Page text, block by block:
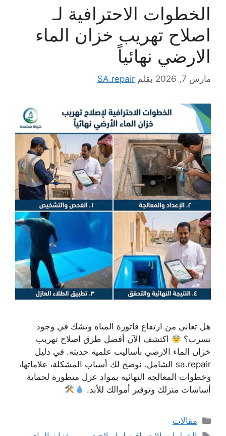
الخطوات الاحترافية لـ
اصلاح تهريب خزان الماء
الارضي نهائياً
مارس 7, 2026 بقلم SA.repair
هل تعاني من ارتفاع فاتورة المياه وتشك في وجود
تسرب؟
اكتشف الآن أفضل طرق اصلاح تهريب
خزان الماء الارضي بأساليب علمية حديثة. في دليل
sa.repair الشامل، نوضح لك أسباب المشكلة، علاماتها،
وخطوات المعالجة النهائية بمواد عزل متطورة لحماية
أساسات منزلك وتوفير أموالك للأبد.
التصنيفات
مقالات
الوسوم